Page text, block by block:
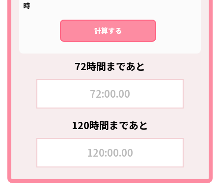
時
計算する
72時間まであと
72:00.00
120時間まであと
120:00.00